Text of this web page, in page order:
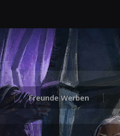
Freunde Werben